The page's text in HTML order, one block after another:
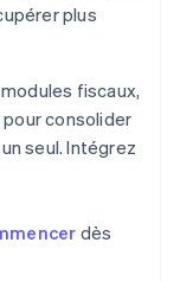
plus
fiscaux,
consolider
seul. Intégrez
dès